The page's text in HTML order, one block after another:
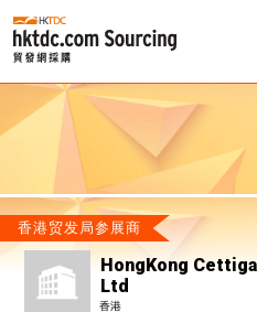
香港贸发局参展商
HongKong
Ltd
香港